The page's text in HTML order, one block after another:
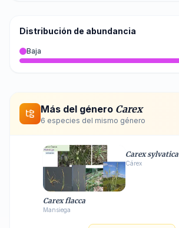
Distribución de abundancia
Baja
Más del género Carex
6 especies del mismo género
Carex flacca
Mansiega
Carex sylvatica
Cárex